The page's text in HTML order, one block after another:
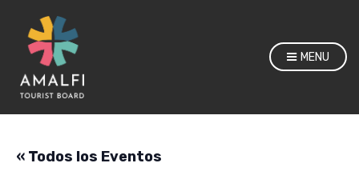
MENU
« Todos los Eventos